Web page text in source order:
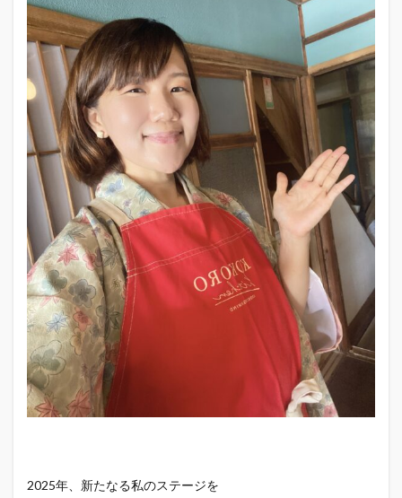
2025年、新たなる私のステージを